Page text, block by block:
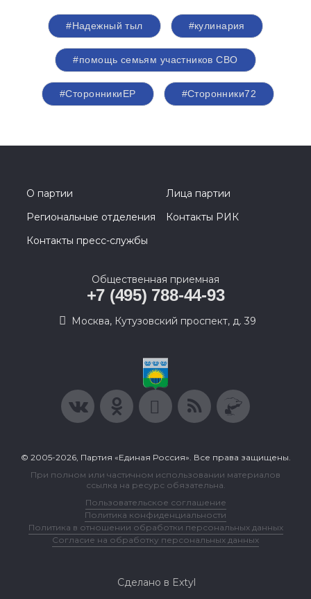
#Надежный тыл #кулинария
#помощь семьям участников СВО
#СторонникиЕР #Сторонники72
О партии
Лица партии
Региональные отделения
Контакты РИК
Контакты пресс-службы
Общественная приемная
+7 (495) 788-44-93
Москва, Кутузовский проспект, д. 39
© 2005-2026, Партия «Единая Россия». Все права защищены.
При полном или частичном использовании материалов
ссылка на ресурс обязательна.
Пользовательское соглашение
Политика конфиденциальности
Политика в отношении обработки персональных данных
Согласие на обработку персональных данных
Сделано в Extyl